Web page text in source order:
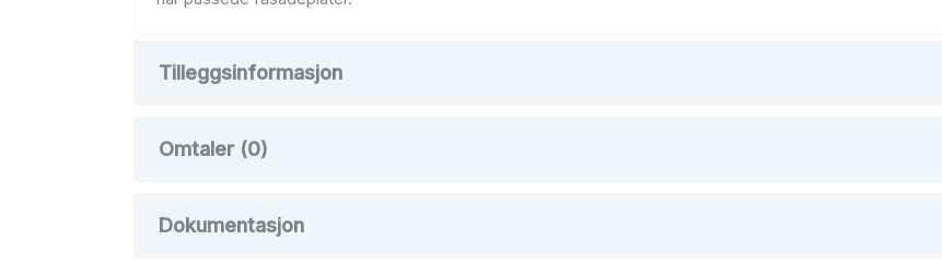
Tilleggsinformasjon
Vekt
Omtaler (0)
Det er ingen omtaler ennå.
Dokumentasjon